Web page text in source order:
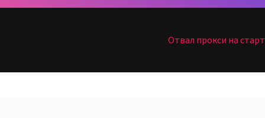
Следующая
Отвал прокси на